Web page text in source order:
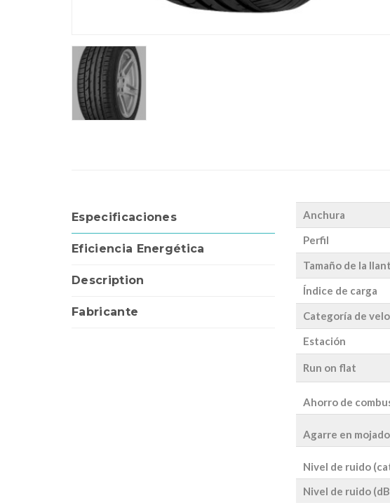
Especificaciones
Eficiencia Energética
Description
Fabricante
Anchura
Perfil
Tamaño de la
Índice de carga
Categoría de
Estación
Run on flat
Ahorro de
Agarre en mojado
Nivel de ruido
Nivel de ruido